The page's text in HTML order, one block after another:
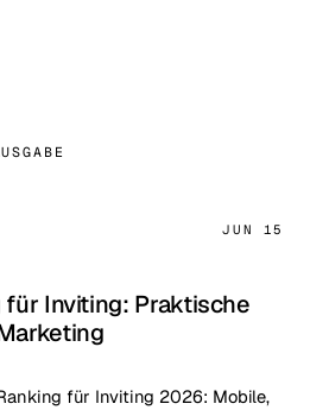
JUN 15
für Inviting: Praktische
für Inviting 2026: Mobile,